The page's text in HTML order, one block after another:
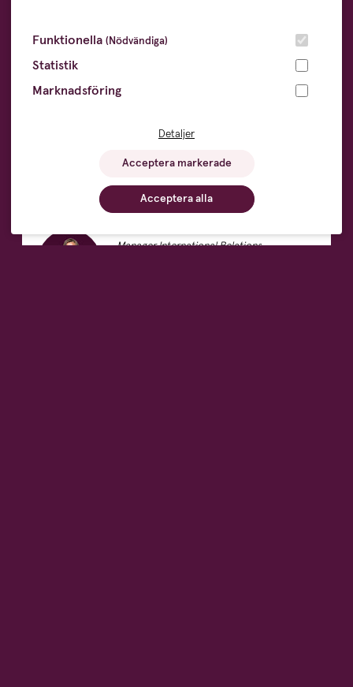
Funktionella (Nödvändiga)
Statistik
Marknadsföring
Detaljer
Acceptera markerade
Acceptera alla
Kontakta Josefine Larsson för
mer information
Titel:
Manager International Relations